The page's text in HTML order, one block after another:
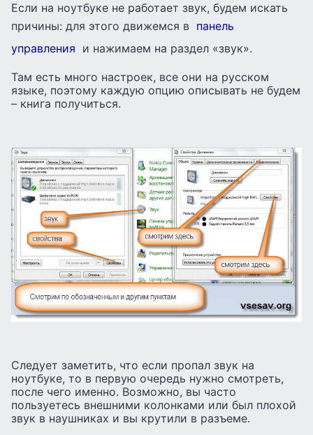
Если на ноутбуке не работает звук, будем искать
причины: для этого движемся в панель
управления и нажимаем на раздел «звук».
Там есть много настроек, все они на русском
языке, поэтому каждую опцию описывать не будем
– книга получиться.
Следует заметить, что если пропал звук на
ноутбуке, то в первую очередь нужно смотреть,
после чего именно. Возможно, вы часто
пользуетесь внешними колонками или был плохой
звук в наушниках и вы крутили в разъеме.